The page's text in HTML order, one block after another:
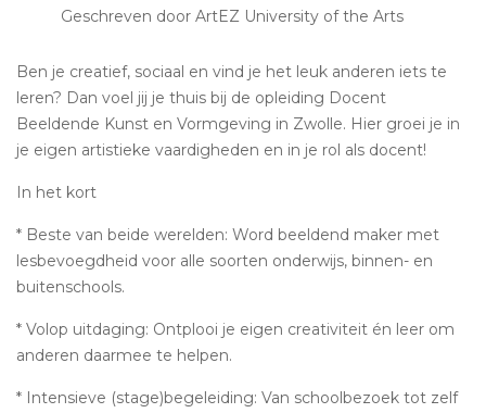
Geschreven door ArtEZ University of the Arts
Ben je creatief, sociaal en vind je het leuk anderen iets te
leren? Dan voel jij je thuis bij de opleiding Docent
Beeldende Kunst en Vormgeving in Zwolle. Hier groei je in
je eigen artistieke vaardigheden en in je rol als docent!
In het kort
* Beste van beide werelden: Word beeldend maker met
lesbevoegdheid voor alle soorten onderwijs, binnen- en
buitenschools.
* Volop uitdaging: Ontplooi je eigen creativiteit én leer om
anderen daarmee te helpen.
* Intensieve (stage)begeleiding: Van schoolbezoek tot zelf